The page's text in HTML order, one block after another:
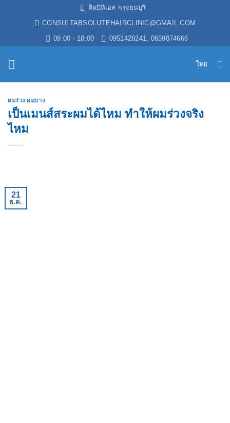
เนื้อหา
ติดบีทีเอส กรุงธนบุรี
CONSULTABSOLUTEHAIRCLINIC@GMAIL.COM
09:00 - 18:00
0951428241, 0659874666
ไทย
ผมร่วง ผมบาง
เป็นเมนส์สระผมได้ไหม ทำให้ผมร่วงจริง
ไหม
21
ธ.ค.